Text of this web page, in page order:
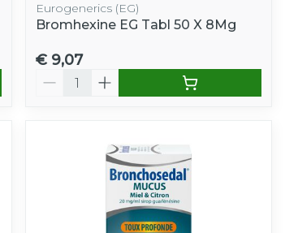
Eurogenerics (EG)
Bromhexine EG Tabl 50 X 8Mg
€ 9,07
Aantal